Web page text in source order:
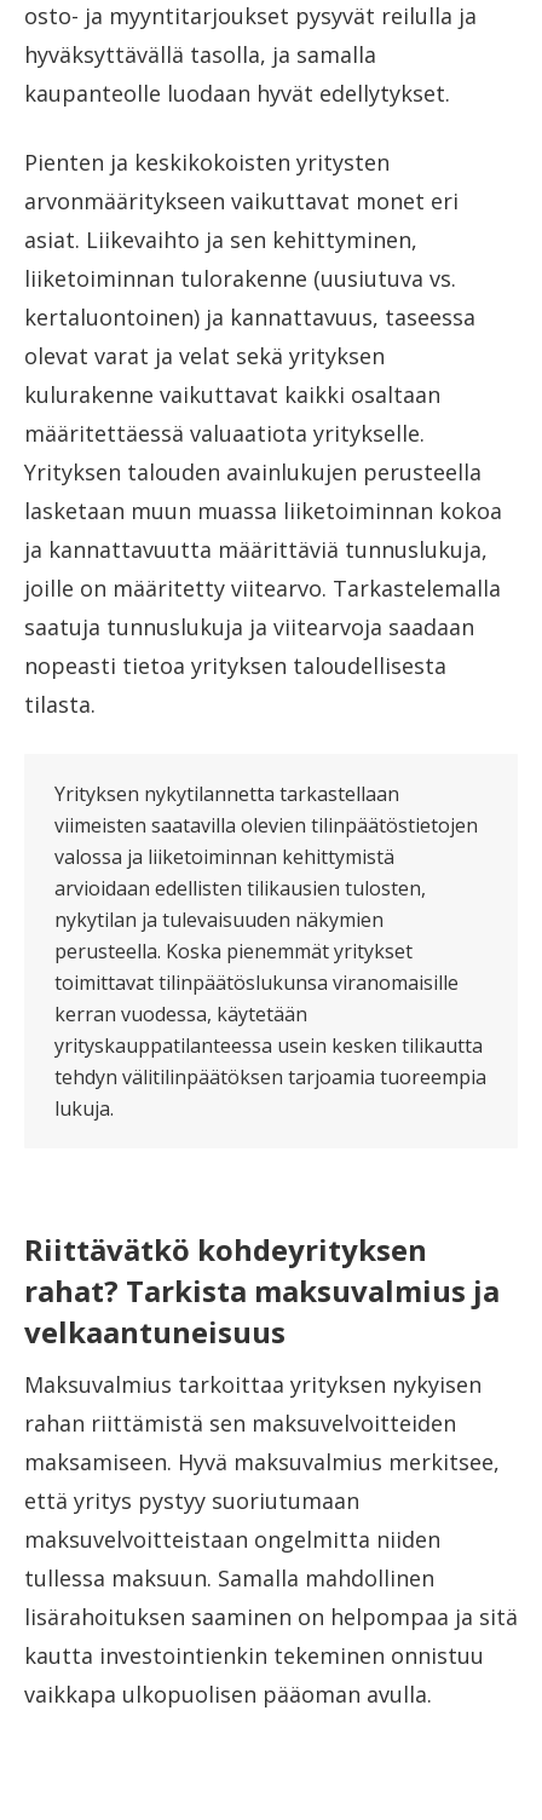
osto- ja myyntitarjoukset pysyvät reilulla ja
hyväksyttävällä tasolla, ja samalla
kaupanteolle luodaan hyvät edellytykset.
Pienten ja keskikokoisten yritysten
arvonmääritykseen vaikuttavat monet eri
asiat. Liikevaihto ja sen kehittyminen,
liiketoiminnan tulorakenne (uusiutuva vs.
kertaluontoinen) ja kannattavuus, taseessa
olevat varat ja velat sekä yrityksen
kulurakenne vaikuttavat kaikki osaltaan
määritettäessä valuaatiota yritykselle.
Yrityksen talouden avainlukujen perusteella
lasketaan muun muassa liiketoiminnan kokoa
ja kannattavuutta määrittäviä tunnuslukuja,
joille on määritetty viitearvo. Tarkastelemalla
saatuja tunnuslukuja ja viitearvoja saadaan
nopeasti tietoa yrityksen taloudellisesta
tilasta.
Yrityksen nykytilannetta tarkastellaan
viimeisten saatavilla olevien tilinpäätöstietojen
valossa ja liiketoiminnan kehittymistä
arvioidaan edellisten tilikausien tulosten,
nykytilan ja tulevaisuuden näkymien
perusteella. Koska pienemmät yritykset
toimittavat tilinpäätöslukunsa viranomaisille
kerran vuodessa, käytetään
yrityskauppatilanteessa usein kesken tilikautta
tehdyn välitilinpäätöksen tarjoamia tuoreempia
lukuja.
Riittävätkö kohdeyrityksen
rahat? Tarkista maksuvalmius ja
velkaantuneisuus
Maksuvalmius tarkoittaa yrityksen nykyisen
rahan riittämistä sen maksuvelvoitteiden
maksamiseen. Hyvä maksuvalmius merkitsee,
että yritys pystyy suoriutumaan
maksuvelvoitteistaan ongelmitta niiden
tullessa maksuun. Samalla mahdollinen
lisärahoituksen saaminen on helpompaa ja sitä
kautta investointienkin tekeminen onnistuu
vaikkapa ulkopuolisen pääoman avulla.